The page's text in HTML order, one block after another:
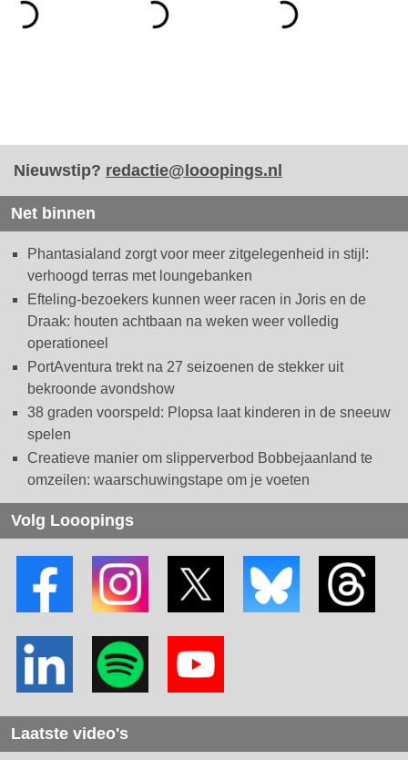
Nieuwstip? redactie@looopings.nl
Net binnen
Phantasialand zorgt voor meer zitgelegenheid in stijl:
verhoogd terras met loungebanken
Efteling-bezoekers kunnen weer racen in Joris en de
Draak: houten achtbaan na weken weer volledig
operationeel
PortAventura trekt na 27 seizoenen de stekker uit
bekroonde avondshow
38 graden voorspeld: Plopsa laat kinderen in de sneeuw
spelen
Creatieve manier om slipperverbod Bobbejaanland te
omzeilen: waarschuwingstape om je voeten
Volg Looopings
Laatste video's